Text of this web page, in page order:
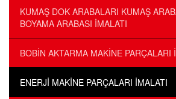
KUMAŞ DOK ARABALARI KUMAŞ
BOYAMA ARABASI İMALATI
BOBİN AKTARMA MAKİNE PARÇALARI
ENERJİ MAKİNE PARÇALARI İMALATI